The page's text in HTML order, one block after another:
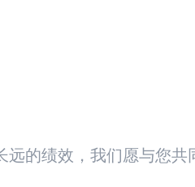
远的绩效，我们愿与您